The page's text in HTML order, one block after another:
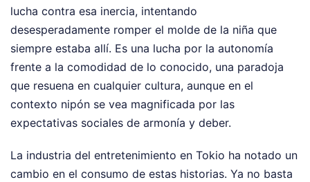
lucha contra esa inercia, intentando
desesperadamente romper el molde de la niña que
siempre estaba allí. Es una lucha por la autonomía
frente a la comodidad de lo conocido, una paradoja
que resuena en cualquier cultura, aunque en el
contexto nipón se vea magnificada por las
expectativas sociales de armonía y deber.
La industria del entretenimiento en Tokio ha notado un
cambio en el consumo de estas historias. Ya no basta